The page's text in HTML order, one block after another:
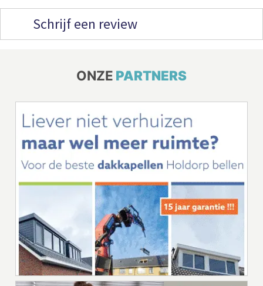
Schrijf een review
ONZE PARTNERS